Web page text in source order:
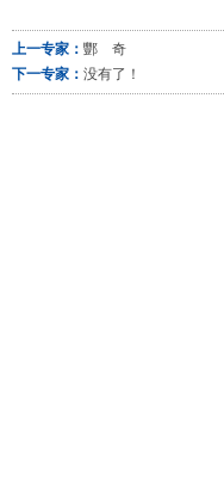
上一专家： 酆 奇
下一专家： 没有了！